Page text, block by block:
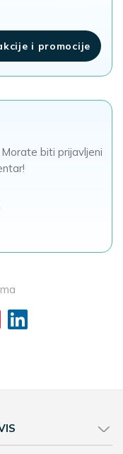
biti prijavljeni
i promocije